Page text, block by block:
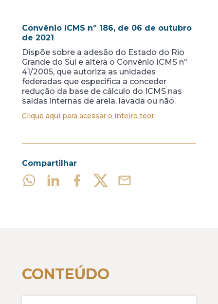
Convênio ICMS nº 186, de 06 de outubro
de 2021
Dispõe sobre a adesão do Estado do Rio
Grande do Sul e altera o Convênio ICMS nº
41/2005, que autoriza as unidades
federadas que especifica a conceder
redução da base de cálculo do ICMS nas
saídas internas de areia, lavada ou não.
Clique aqui para acessar o inteiro teor
Compartilhar
CONTEÚDO